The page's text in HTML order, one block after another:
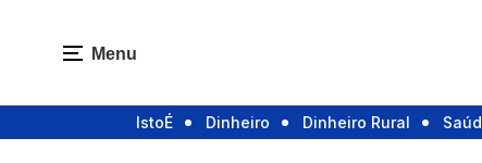
Menu
IstoÉ Dinheiro Dinheiro Rural